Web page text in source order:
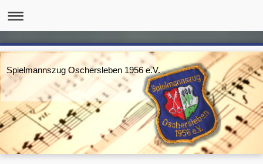
Spielmannszug Oschersleben 1956 e.V.